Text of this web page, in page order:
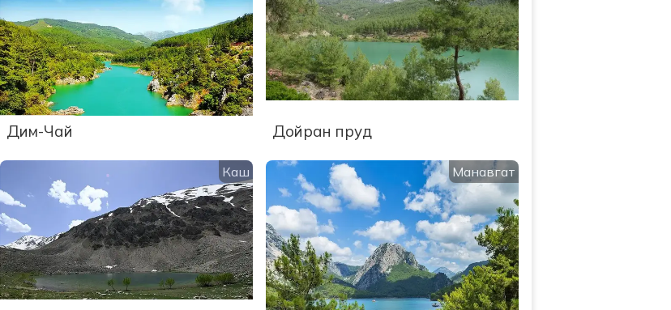
Дим-Чай Дойран пруд
Каш Манавгат